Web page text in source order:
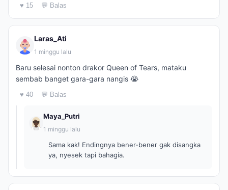
♥ 15 💬 Balas
Laras_Ati
1 minggu lalu
Baru selesai nonton drakor Queen of Tears, mataku
sembab banget gara-gara nangis 😭
♥ 40 💬 Balas
Maya_Putri
1 minggu lalu
Sama kak! Endingnya bener-bener gak disangka
ya, nyesek tapi bahagia.